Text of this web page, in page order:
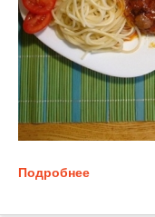
Подробнее